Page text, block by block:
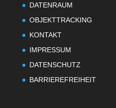
DATENRAUM
OBJEKTTRACKING
KONTAKT
IMPRESSUM
DATENSCHUTZ
BARRIEREFREIHEIT